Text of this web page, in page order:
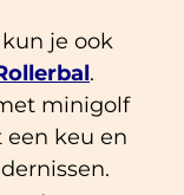
je ook
.
minigolf
keu en